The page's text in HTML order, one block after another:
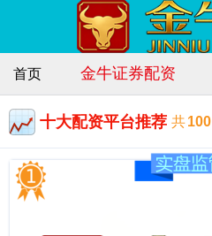
首页 金牛证券配资
十大配资平台推荐 共100